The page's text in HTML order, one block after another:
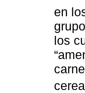
en
los